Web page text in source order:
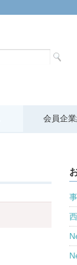
会員企